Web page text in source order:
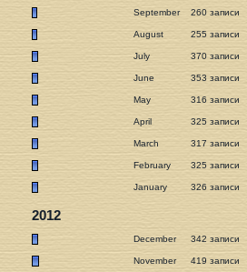
September 260 записи
August 255 записи
July 370 записи
June 353 записи
May 316 записи
April 325 записи
March 317 записи
February 325 записи
January 326 записи
2012
December 342 записи
November 419 записи